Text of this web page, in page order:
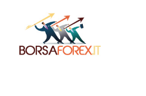
contenuto